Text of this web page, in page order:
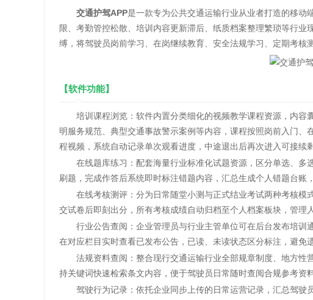
交通护驾APP是一款专为公共交通运输行业从业者打造的移动
限、考勤管控松散、培训内容更新滞后、纸质档案整理繁琐等行
缚，将驾驶员岗前学习、在岗继续教育、安全法规学习、定期考核
【软件功能】
培训课程浏览：软件内置分类细化的视频教学课程资源，内容
明服务规范、典型交通事故警示案例等内容，课程按照岗前入门
程视频，系统自动记录单次观看进度，中途退出后再次进入可接续
在线题库练习：配套海量行业标准化试题资源，区分单选、多
刷题，完成作答后系统即时标注错题内容，汇总生成个人错题台账
在线考核测评：分为日常随堂小测与正式结业考试两种考核模
交试卷后即刻出分，所有考核成绩自动归档至个人档案板块，管理
行业公告查阅：企业管理员与行业主管单位可在后台发布培训
在对应栏目实时查看已发布公告，已读、未读状态区分标注，避免
法规资料查阅：整合现行交通运输行业全部规章制度、地方性
持关键词快速检索条文内容，便于驾驶员日常随时查阅合规参考资料
驾驶行为记录：依托企业同步上传的日常运营记录，汇总驾驶